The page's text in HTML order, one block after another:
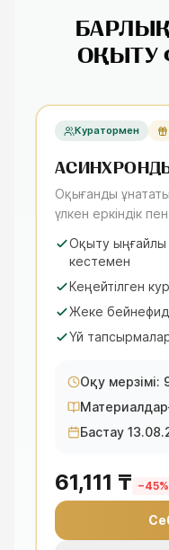
ОҚЫТУ
Куратормен
Оқығанды
үлкен еркіндік
Оқыту
кестемен
Кеңейтілген
Жеке
Үй
Оқу мерзімі:
Бастау
61,111 ₸ −45%